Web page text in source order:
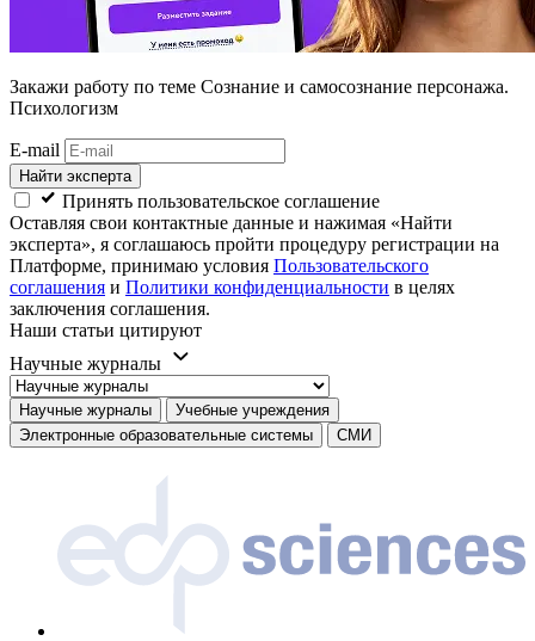
Закажи работу по теме Сознание и самосознание персонажа.
Психологизм
E-mail
Найти эксперта
Принять пользовательское соглашение
Оставляя свои контактные данные и нажимая «Найти
эксперта», я соглашаюсь пройти процедуру регистрации на
Платформе, принимаю условия Пользовательского
соглашения и Политики конфиденциальности в целях
заключения соглашения.
Наши статьи цитируют
Научные журналы
Научные журналы
Учебные учреждения
Электронные образовательные системы
СМИ